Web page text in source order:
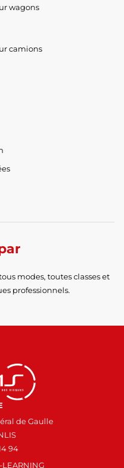
wagons
camions
modes, toutes classes et
professionnels.
de Gaulle
94
LEARNING